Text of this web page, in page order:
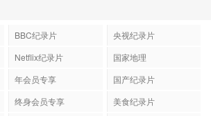
BBC纪录片
央视纪录片
Netflix纪录片
国家地理
年会员专享
国产纪录片
终身会员专享
美食纪录片